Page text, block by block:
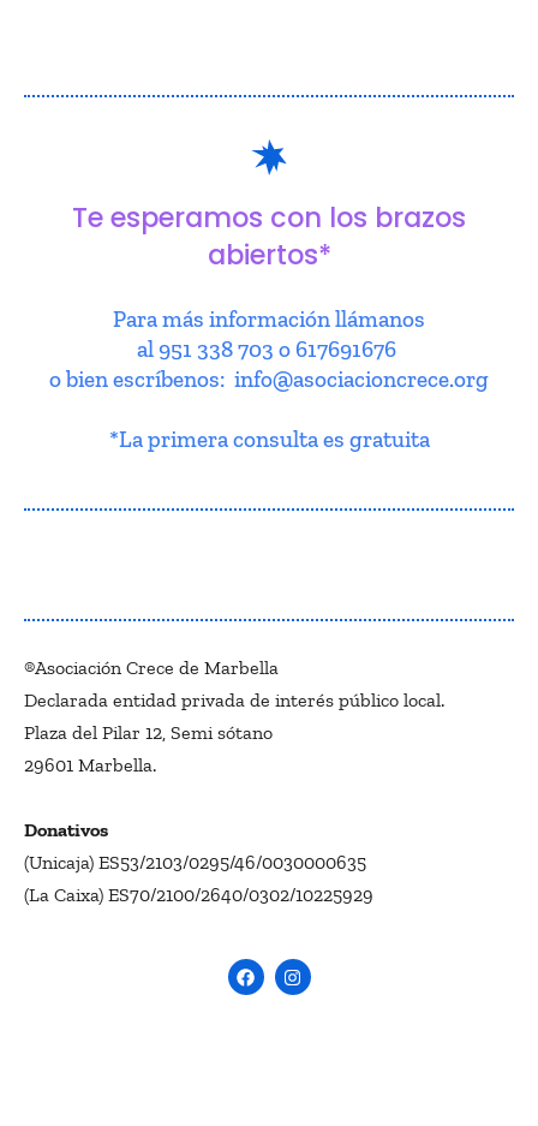
Te esperamos con los brazos
abiertos*
Para más información llámanos
al 951 338 703 o 617691676
o bien escríbenos: info@asociacioncrece.org
*La primera consulta es gratuita
®Asociación Crece de Marbella
Declarada entidad privada de interés público local.
Plaza del Pilar 12, Semi sótano
29601 Marbella.
Donativos
(Unicaja) ES53/2103/0295/46/0030000635
(La Caixa) ES70/2100/2640/0302/10225929